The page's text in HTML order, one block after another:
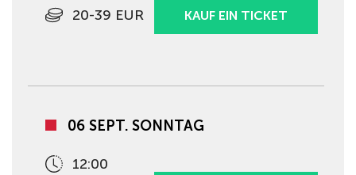
20-39 EUR KAUF EIN TICKET
06 SEPT. SONNTAG
12:00